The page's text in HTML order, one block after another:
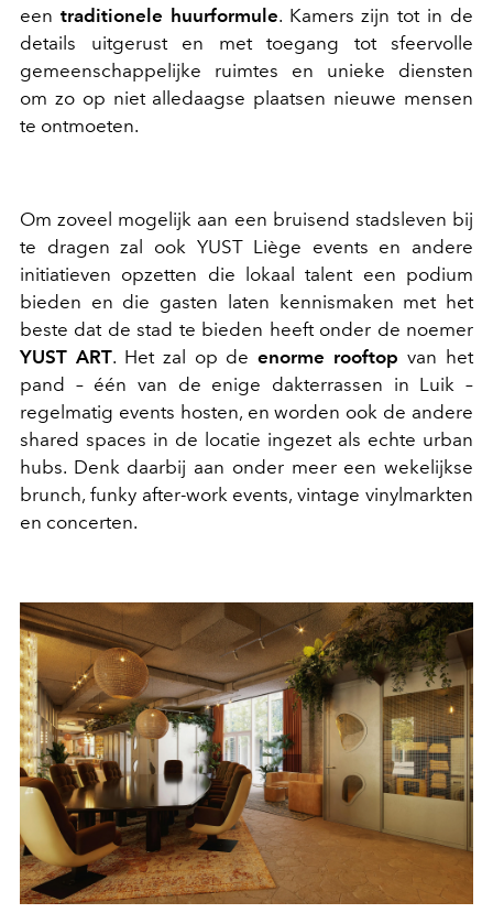
een traditionele huurformule. Kamers zijn tot in de
details uitgerust en met toegang tot sfeervolle
gemeenschappelijke ruimtes en unieke diensten
om zo op niet alledaagse plaatsen nieuwe mensen
te ontmoeten.
Om zoveel mogelijk aan een bruisend stadsleven bij
te dragen zal ook YUST Liège events en andere
initiatieven opzetten die lokaal talent een podium
bieden en die gasten laten kennismaken met het
beste dat de stad te bieden heeft onder de noemer
YUST ART. Het zal op de enorme rooftopvan het
pand – één van de enige dakterrassen in Luik –
regelmatig events hosten, en worden ook de andere
shared spaces in de locatie ingezet als echte urban
hubs. Denk daarbij aan onder meer een wekelijkse
brunch, funky after-work events, vintage vinylmarkten
en concerten.